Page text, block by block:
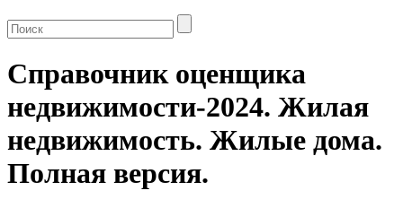
Справочник оценщика
недвижимости-2024. Жилая
недвижимость. Жилые дома.
Полная версия.